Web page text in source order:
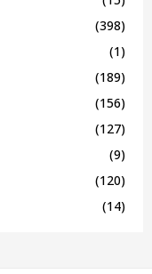
(398)
(1)
(189)
(156)
(127)
(9)
(120)
(14)